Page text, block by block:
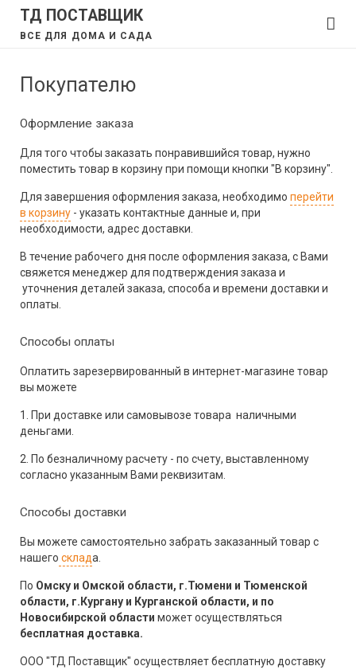
ТД ПОСТАВЩИК
ВСЕ ДЛЯ ДОМА И САДА
Покупателю
Оформление заказа
Для того чтобы заказать понравившийся товар, нужно
поместить товар в корзину при помощи кнопки "В корзину".
Для завершения оформления заказа, необходимо перейти
в корзину - указать контактные данные и, при
необходимости, адрес доставки.
В течение рабочего дня после оформления заказа, с Вами
свяжется менеджер для подтверждения заказа и
уточнения деталей заказа, способа и времени доставки и
оплаты.
Способы оплаты
Оплатить зарезервированный в интернет-магазине товар
вы можете
1. При доставке или самовывозе товара наличными
деньгами.
2. По безналичному расчету - по счету, выставленному
согласно указанным Вами реквизитам.
Способы доставки
Вы можете самостоятельно забрать заказанный товар с
нашего склада.
По Омску и Омской области, г.Тюмени и Тюменской
области, г.Кургану и Курганской области, и по
Новосибирской области может осуществляться
бесплатная доставка.
ООО "ТД Поставщик" осуществляет бесплатную доставку